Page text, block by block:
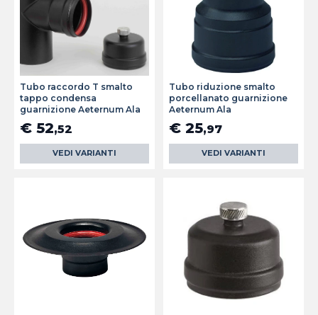
Tubo raccordo T smalto
tappo condensa
guarnizione Aeternum Ala
€ 52,52
VEDI VARIANTI
Tubo riduzione smalto
porcellanato guarnizione
Aeternum Ala
€ 25,97
VEDI VARIANTI